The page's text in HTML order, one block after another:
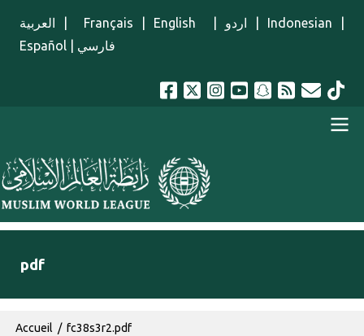
العربية
Français English اردو Indonesian
Español
فارسي
menu french
pdf
Fil d'Ariane
Accueil fc38s3r2.pdf